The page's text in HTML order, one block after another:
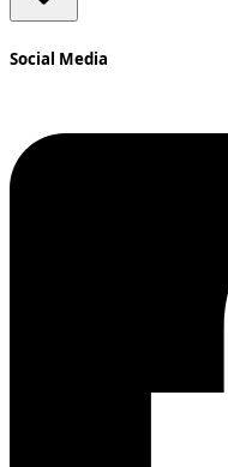
Social Media